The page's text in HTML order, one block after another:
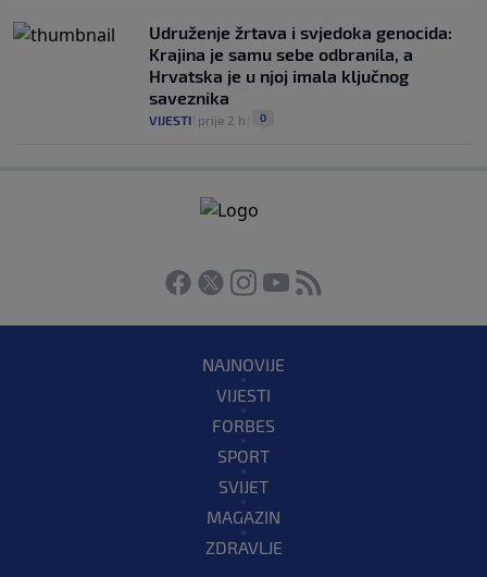
Udruženje žrtava i svjedoka genocida:
Krajina je samu sebe odbranila, a
Hrvatska je u njoj imala ključnog
saveznika
VIJESTI prije 2 h 0
NAJNOVIJE
VIJESTI
FORBES
SPORT
SVIJET
MAGAZIN
ZDRAVLJE